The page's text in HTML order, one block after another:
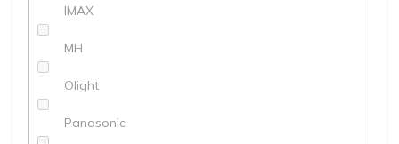
IMAX
MH
Olight
Panasonic